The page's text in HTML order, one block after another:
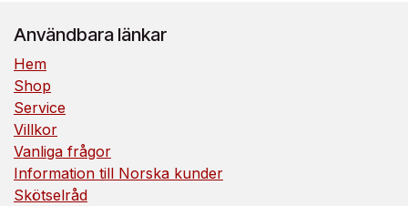
Användbara länkar
Hem
Shop
Service
Villkor
Vanliga frågor
Information till Norska kunder
Skötselråd